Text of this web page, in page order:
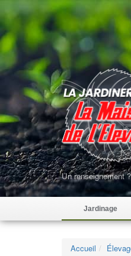
Un renseignement
Jardinage
Accueil